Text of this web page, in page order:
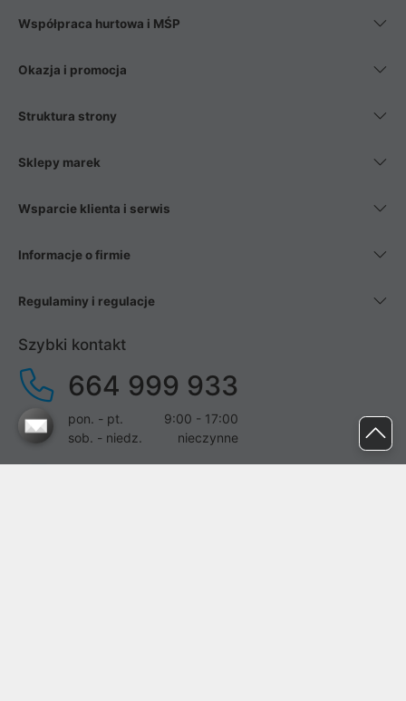
Współpraca hurtowa i MŚP
Okazja i promocja
Struktura strony
Sklepy marek
Wsparcie klienta i serwis
Informacje o firmie
Regulaminy i regulacje
Szybki kontakt
664 999 933
pon. - pt.
9:00 - 17:00
sob. - niedz.
nieczynne